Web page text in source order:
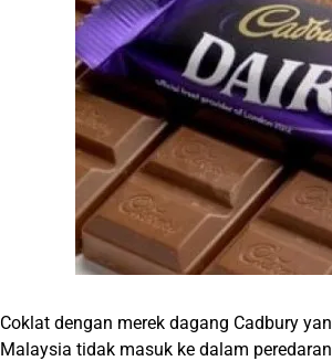
Coklat dengan merek dagang Cadbury
Malaysia tidak masuk ke dalam